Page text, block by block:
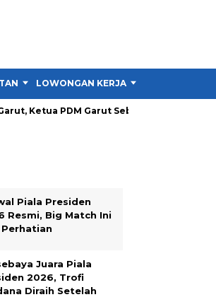
LOWONGAN KERJA
Ketua PDM Garut Sebut RTL Lebih
Piala Presiden
Resmi, Big Match Ini
Perhatian
Juara Piala
2026, Trofi
Diraih Setelah